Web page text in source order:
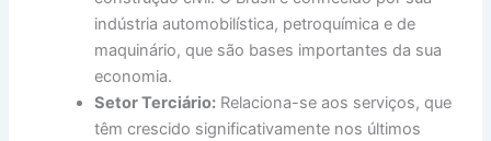
indústria automobilística, petroquímica e de
maquinário, que são bases importantes da sua
economia.
Setor Terciário: Relaciona-se aos serviços, que
têm crescido significativamente nos últimos